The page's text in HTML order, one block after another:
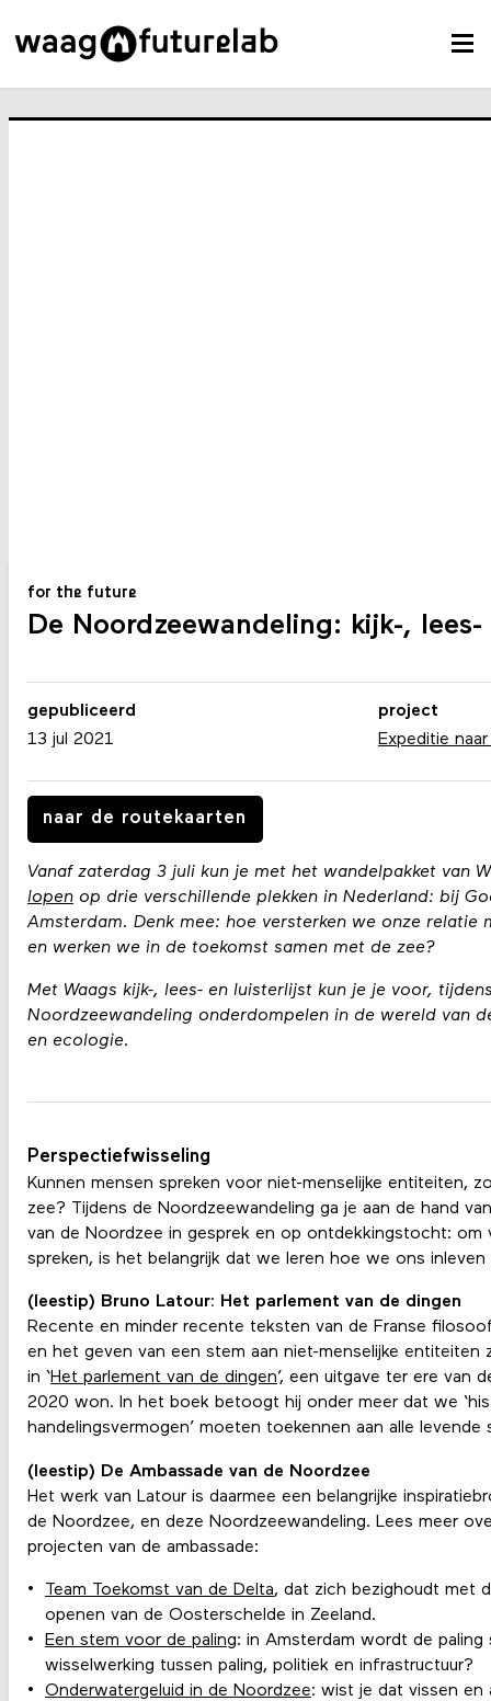
for the future
De Noordzeewandeling: kijk-,
naar de routekaarten
Vanaf zaterdag 3 juli kun je met het wandelpakket van
lopenop drie verschillende plekken in Nederland: bij
Amsterdam. Denk mee: hoe versterken we onze relatie
en werken we in de toekomst samen met de zee?
Met Waags kijk-, lees- en luisterlijst kun je je voor,
Noordzeewandeling onderdompelen in de wereld van
en ecologie.
Perspectiefwisseling
Kunnen mensen spreken voor niet-menselijke entiteiten,
zee? Tijdens de Noordzeewandeling ga je aan de hand
van de Noordzee in gesprek en op ontdekkingstocht: om
spreken, is het belangrijk dat we leren hoe we ons
(leestip) Bruno Latour: Het parlement van de dingen
Recente en minder recente teksten van de Franse
en het geven van een stem aan niet-menselijke entiteiten
in ‘Het parlement van de dingen’, een uitgave ter ere van
2020 won. In het boek betoogt hij onder meer dat we
handelingsvermogen’ moeten toekennen aan alle levende
(leestip) De Ambassade van de Noordzee
Het werk van Latour is daarmee een belangrijke
de Noordzee, en deze Noordzeewandeling. Lees meer
projecten van de ambassade:
Team Toekomst van de Delta, dat zich bezighoudt met
openen van de Oosterschelde in Zeeland.
Een stem voor de paling: in Amsterdam wordt de paling
wisselwerking tussen paling, politiek en infrastructuur?
Onderwatergeluid in de Noordzee: wist je dat vissen en
gepubliceerd
13 jul 2021
project
Expeditie